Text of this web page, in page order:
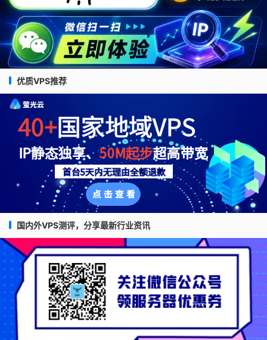
优质VPS推荐
国内外VPS测评，分享最新行业资讯